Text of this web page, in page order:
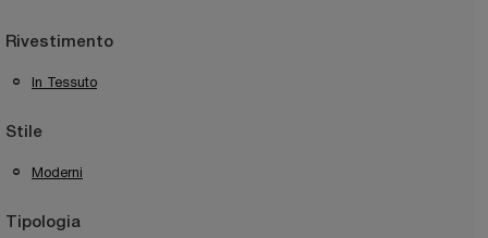
Rivestimento
In Tessuto
Stile
Moderni
Tipologia